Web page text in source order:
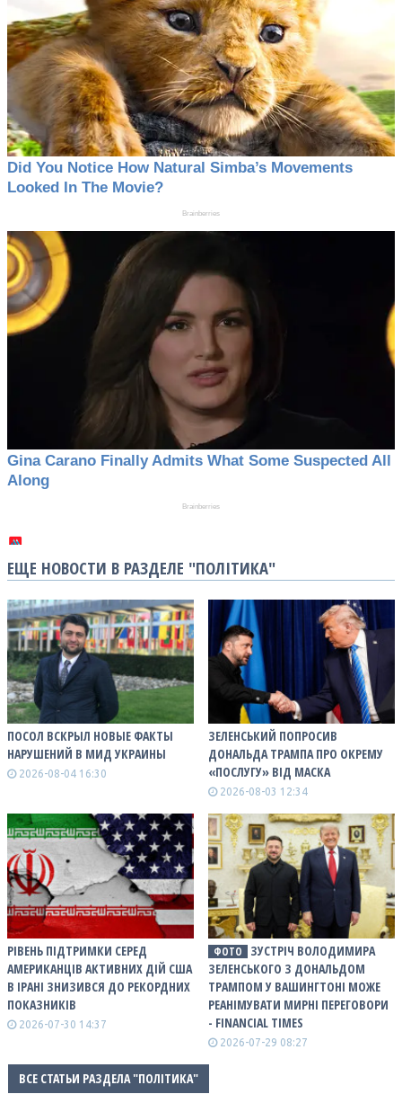
ЕЩЕ НОВОСТИ В РАЗДЕЛЕ "ПОЛІТИКА"
ПОСОЛ ВСКРЫЛ НОВЫЕ ФАКТЫ
НАРУШЕНИЙ В МИД УКРАИНЫ
2026-08-04 16:30
ЗЕЛЕНСЬКИЙ ПОПРОСИВ
ДОНАЛЬДА ТРАМПА ПРО ОКРЕМУ
«ПОСЛУГУ» ВІД МАСКА
2026-08-03 12:34
РІВЕНЬ ПІДТРИМКИ СЕРЕД
АМЕРИКАНЦІВ АКТИВНИХ ДІЙ США
В ІРАНІ ЗНИЗИВСЯ ДО РЕКОРДНИХ
ПОКАЗНИКІВ
2026-07-30 14:37
ФОТО
ЗУСТРІЧ ВОЛОДИМИРА
ЗЕЛЕНСЬКОГО З ДОНАЛЬДОМ
ТРАМПОМ У ВАШИНГТОНІ МОЖЕ
РЕАНІМУВАТИ МИРНІ ПЕРЕГОВОРИ
- FINANCIAL TIMES
2026-07-29 08:27
ВСЕ СТАТЬИ РАЗДЕЛА "ПОЛІТИКА"